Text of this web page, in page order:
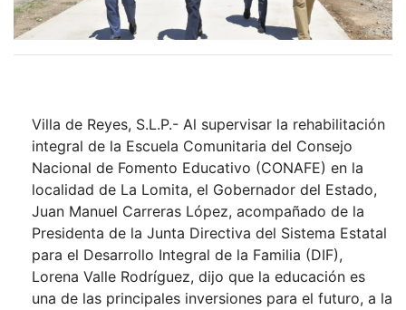
Villa de Reyes, S.L.P.- Al supervisar la rehabilitación
integral de la Escuela Comunitaria del Consejo
Nacional de Fomento Educativo (CONAFE) en la
localidad de La Lomita, el Gobernador del Estado,
Juan Manuel Carreras López, acompañado de la
Presidenta de la Junta Directiva del Sistema Estatal
para el Desarrollo Integral de la Familia (DIF),
Lorena Valle Rodríguez, dijo que la educación es
una de las principales inversiones para el futuro, a la